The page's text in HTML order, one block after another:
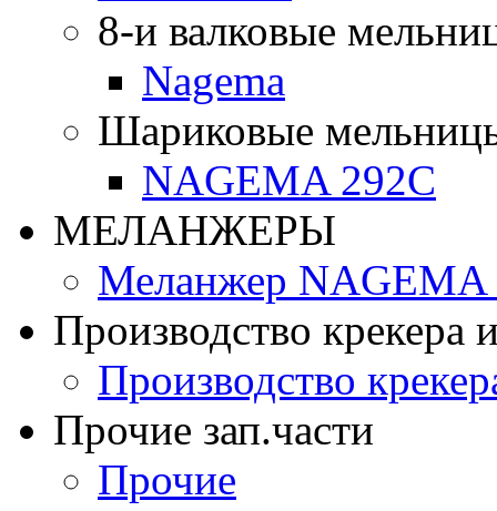
8-и валковые
Nagema
Шариковые
NAGEMA 292C
МЕЛАНЖЕРЫ
Меланжер NAGEMA
Производство крекера
Производство
Прочие зап.части
Прочие